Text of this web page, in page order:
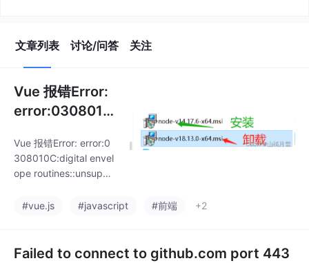
文章列表 讨论/问答 关注
Vue 报错Error:
error:0308010
ope routines::u
nsupported
Vue 报错Error: error:0
308010C:digital envel
ope routines::unsuppo
#vue.js
#javascript #前端 +2
Failed to connect to github.com port 443